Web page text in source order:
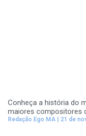
Conheça a história do
maiores compositores
Redação Ego MA 21 de